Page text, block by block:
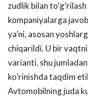
zudlik bilan
kompaniyalarga
ya’ni, asosan
chiqarildi. U bir
varianti, shu
ko’rinishda taqdim
Avtomobilning juda